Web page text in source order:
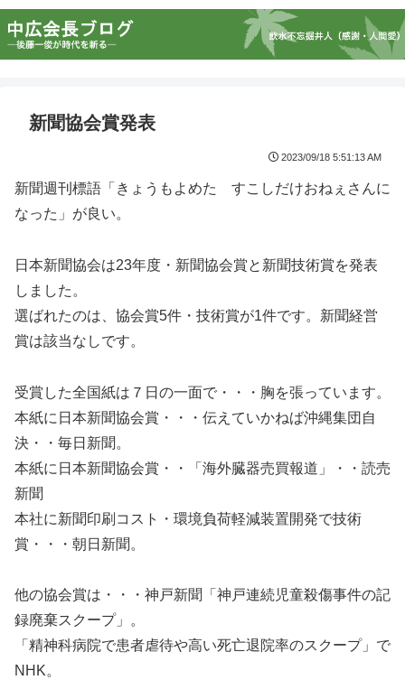
新聞協会賞発表
2023/09/18 5:51:13 AM
新聞週刊標語「きょうもよめた すこしだけおねぇさんに
なった」が良い。
日本新聞協会は23年度・新聞協会賞と新聞技術賞を発表
しました。
選ばれたのは、協会賞5件・技術賞が1件です。新聞経営
賞は該当なしです。
受賞した全国紙は７日の一面で・・・胸を張っています。
本紙に日本新聞協会賞・・・伝えていかねば沖縄集団自
決・・毎日新聞。
本紙に日本新聞協会賞・・「海外臓器売買報道」・・読売
新聞
本社に新聞印刷コスト・環境負荷軽減装置開発で技術
賞・・・朝日新聞。
他の協会賞は・・・神戸新聞「神戸連続児童殺傷事件の記
録廃棄スクープ」。
「精神科病院で患者虐待や高い死亡退院率のスクープ」で
NHK。